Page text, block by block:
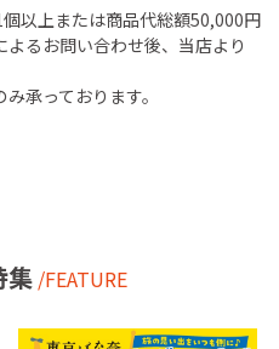
以上または商品代総額50,000円
るお問い合わせ後、当店より
承っております。
集 /FEATURE